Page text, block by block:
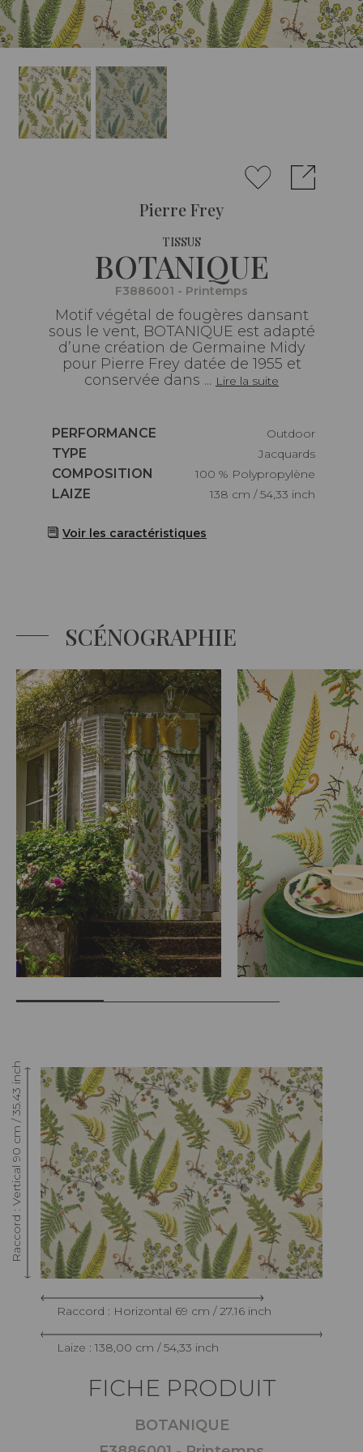
Pierre Frey
TISSUS
BOTANIQUE
F3886001 - Printemps
Motif végétal de fougères dansant
sous le vent, BOTANIQUE est adapté
d’une création de Germaine Midy
pour Pierre Frey datée de 1955 et
conservée dans ... Lire la suite
Caractéristiques
PERFORMANCE
Outdoor
Caractéristiques
TYPE
Jacquards
Caractéristiques
COMPOSITION
100 % Polypropylène
Caractéristiques
LAIZE 138 cm / 54,33 inch
Voir les caractéristiques
SCÉNOGRAPHIE
Raccord : Vertical 90 cm / 35.43 inch
Raccord : Horizontal 69 cm / 27.16 inch
Laize : 138,00 cm / 54,33 inch
FICHE PRODUIT
BOTANIQUE